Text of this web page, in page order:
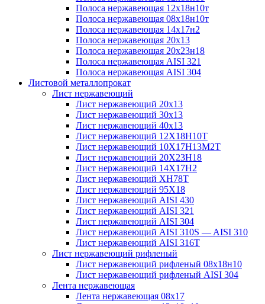
Полоса нержавеющая 12х18н10т
Полоса нержавеющая 08х18н10т
Полоса нержавеющая 14х17н2
Полоса нержавеющая 20х13
Полоса нержавеющая 20х23н18
Полоса нержавеющая AISI 321
Полоса нержавеющая AISI 304
Листовой металлопрокат
Лист нержавеющий
Лист нержавеющий 20х13
Лист нержавеющий 30х13
Лист нержавеющий 40х13
Лист нержавеющий 12Х18Н10Т
Лист нержавеющий 10Х17Н13М2T
Лист нержавеющий 20Х23Н18
Лист нержавеющий 14Х17Н2
Лист нержавеющий ХН78Т
Лист нержавеющий 95Х18
Лист нержавеющий AISI 430
Лист нержавеющий AISI 321
Лист нержавеющий AISI 304
Лист нержавеющий AISI 310S — AISI 310
Лист нержавеющий AISI 316T
Лист нержавеющий рифленый
Лист нержавеющий рифленый 08х18н10
Лист нержавеющий рифленый AISI 304
Лента нержавеющая
Лента нержавеющая 08х17